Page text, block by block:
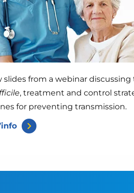
slides from a webinar discussing
, treatment and control
for preventing transmission.